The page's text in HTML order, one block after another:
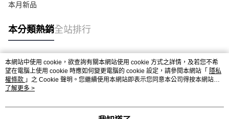
本月新品
本分類熱銷全站排行
熱門標籤
本網站中使用 cookie，欲查詢有關本網站使用 cookie 方式之詳情，及若您不希
望在電腦上使用 cookie 時應如何變更電腦的 cookie 設定，請參閱本網站「 隱私
權條款 」之 Cookie 聲明。您繼續使用本網站即表示您同意本公司得按本網站使
用條款之 Cookie 聲明使用 cookie。
了解更多 >